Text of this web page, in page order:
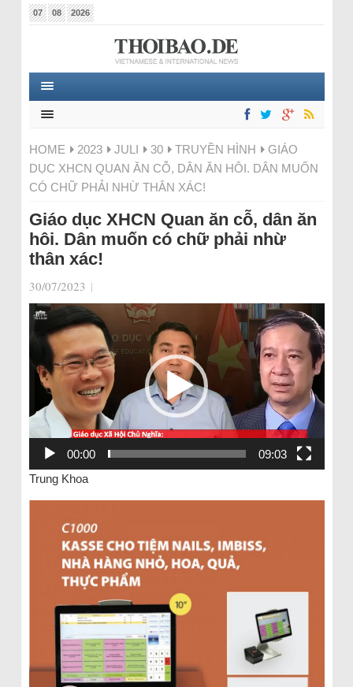
07 08 2026
HOME 2023 JULI 30 TRUYỀN HÌNH
GIÁO
DỤC XHCN QUAN ĂN CỖ, DÂN ĂN HÔI. DÂN MUỐN
CÓ CHỮ PHẢI NHỪ THÂN XÁC!
Giáo dục XHCN Quan ăn cỗ, dân ăn
hôi. Dân muốn có chữ phải nhừ
thân xác!
30/07/2023 |
Video-
Player
00:00
09:03
Trung Khoa